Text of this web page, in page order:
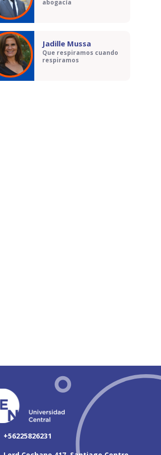
abogacía
Jadille Mussa
Que respiramos cuando
respiramos
+56225826231